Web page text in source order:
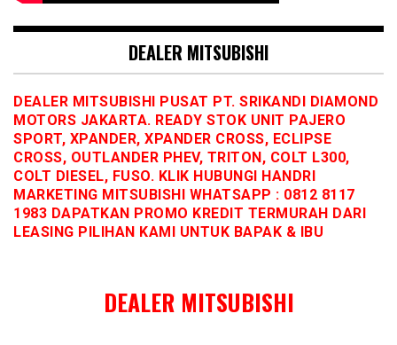
DEALER MITSUBISHI
DEALER MITSUBISHI PUSAT PT. SRIKANDI DIAMOND
MOTORS JAKARTA. READY STOK UNIT PAJERO
SPORT, XPANDER, XPANDER CROSS, ECLIPSE
CROSS, OUTLANDER PHEV, TRITON, COLT L300,
COLT DIESEL, FUSO. KLIK HUBUNGI HANDRI
MARKETING MITSUBISHI WHATSAPP : 0812 8117
1983 DAPATKAN PROMO KREDIT TERMURAH DARI
LEASING PILIHAN KAMI UNTUK BAPAK & IBU
DEALER MITSUBISHI